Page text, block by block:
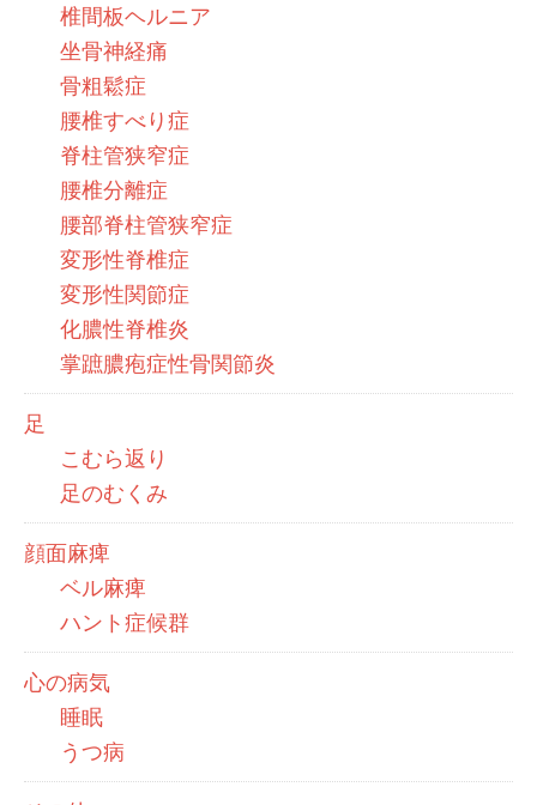
椎間板ヘルニア
坐骨神経痛
骨粗鬆症
腰椎すべり症
脊柱管狭窄症
腰椎分離症
腰部脊柱管狭窄症
変形性脊椎症
変形性関節症
化膿性脊椎炎
掌蹠膿疱症性骨関節炎
足
こむら返り
足のむくみ
顔面麻痺
ベル麻痺
ハント症候群
心の病気
睡眠
うつ病